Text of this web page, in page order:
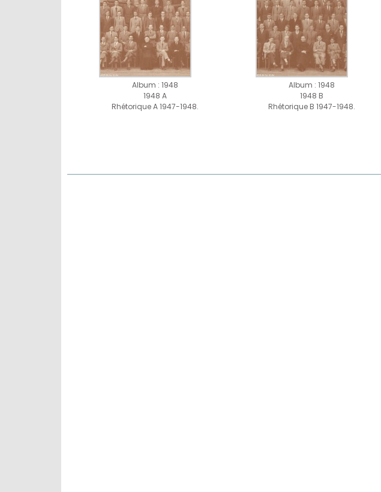
Album : 1948
1948 A
Rhétorique A 1947-1948.
Album : 1948
1948 B
Rhétorique B 1947-1948.